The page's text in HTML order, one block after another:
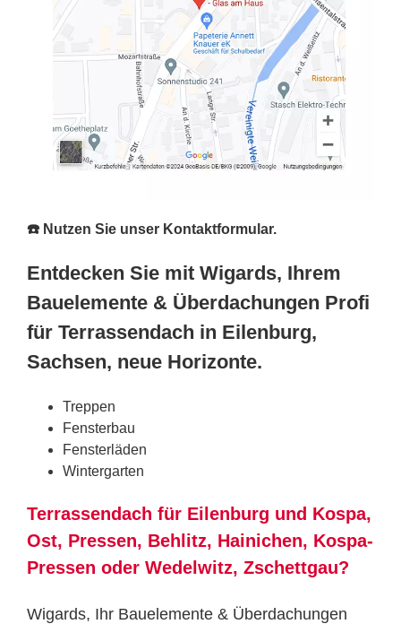
☎️ Nutzen Sie unser Kontaktformular.
Entdecken Sie mit Wigards, Ihrem
Bauelemente & Überdachungen Profi
für Terrassendach in Eilenburg,
Sachsen, neue Horizonte.
Treppen
Fensterbau
Fensterläden
Wintergarten
Terrassendach für Eilenburg und Kospa,
Ost, Pressen, Behlitz, Hainichen, Kospa-
Pressen oder Wedelwitz, Zschettgau?
Wigards, Ihr Bauelemente & Überdachungen